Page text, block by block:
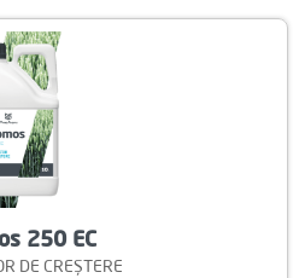
250 EC
DE CREȘTERE